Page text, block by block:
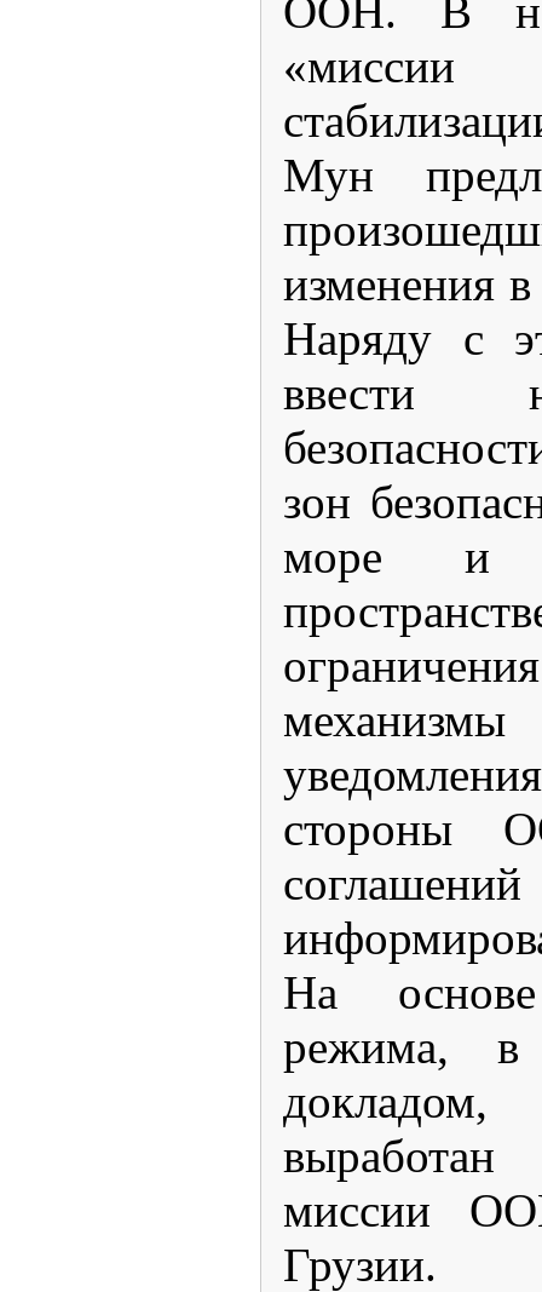
ООН. В
Мун
изменения
Наряду с
ввести
зон
море и
стороны
На
режима, в
миссии
Грузии.